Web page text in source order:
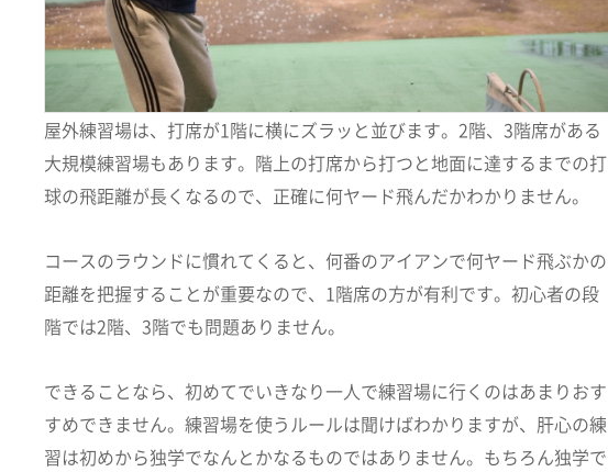
屋外練習場は、打席が1階に横にズラッと並びます。2階、3階席がある
大規模練習場もあります。階上の打席から打つと地面に達するまでの打
球の飛距離が長くなるので、正確に何ヤード飛んだかわかりません。
コースのラウンドに慣れてくると、何番のアイアンで何ヤード飛ぶかの
距離を把握することが重要なので、1階席の方が有利です。初心者の段
階では2階、3階でも問題ありません。
できることなら、初めてでいきなり一人で練習場に行くのはあまりおす
すめできません。練習場を使うルールは聞けばわかりますが、肝心の練
習は初めから独学でなんとかなるものではありません。もちろん独学で